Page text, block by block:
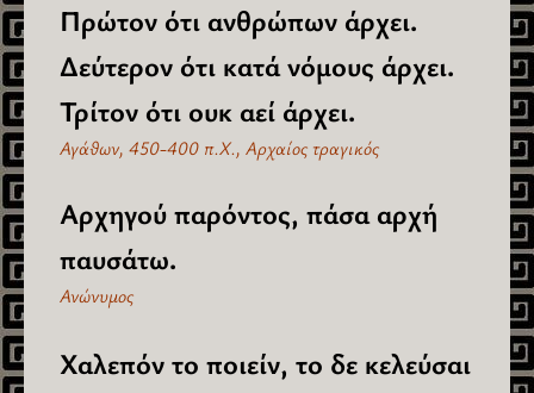
Πρώτον ότι ανθρώπων άρχει.
Δεύτερον ότι κατά νόμους άρχει.
Τρίτον ότι ουκ αεί άρχει.
Αγάθων, 450-400 π.Χ., Αρχαίος τραγικός
Αρχηγού παρόντος, πάσα αρχή
παυσάτω.
Ανώνυμος
Χαλεπόν το ποιείν, το δε κελεύσαι